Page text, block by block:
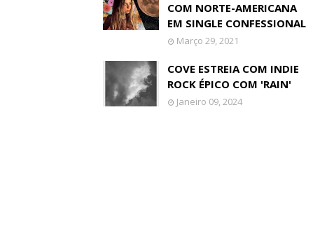
COM NORTE-AMERICANA
EM SINGLE CONFESSIONAL
Março 29, 2021
COVE ESTREIA COM INDIE
ROCK ÉPICO COM 'RAIN'
Janeiro 09, 2024